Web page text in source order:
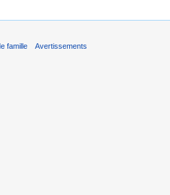
famille Avertissements